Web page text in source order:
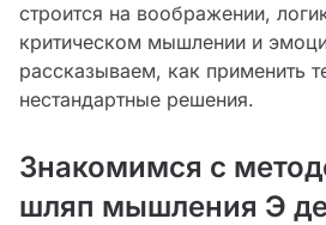
строится на воображении,
критическом мышлении и
рассказываем, как применить
нестандартные решения.
Знакомимся с
шляп мышления Э